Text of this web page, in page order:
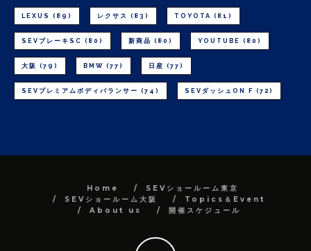
LEXUS (89) レクサス (83) TOYOTA (81)
SEVブレーキSC (80) 新商品 (80) YOUTUBE (80)
大阪 (79) BMW (77) 日産 (77)
SEVプレミアムボディバランサー (74) SEVダッシュON F (72)
Home
SEVショールーム東京
SEVショールーム大阪
Topics＆Event
About us
開催スケジュール